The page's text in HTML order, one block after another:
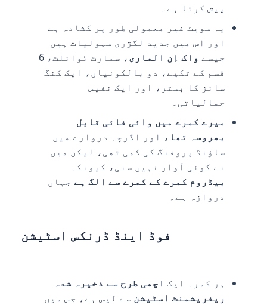
پیش کرتا ہے۔
یہ سویٹ غیر معمولی طور پر کشادہ ہے
اور اس میں جدید لگژری سہولیات ہیں
جیسے واک اِن الماری
، سمارٹ ٹوائلٹ، 6
قسم کے تکیے، دو بالکونیاں، ایک کنگ
سائز کا بستر، اور ایک نفیس
جمالیاتی۔
میرے کمرے میں وائی فائی قابل
بھروسہ تھا ، اور اگرچہ دروازے میں
ساؤنڈ پروفنگ کی کمی تھی، لیکن میں
نے کوئی آواز نہیں سنی، کیونکہ
بیڈروم کمرے کے کمرے سے الگ ہے جہاں
دروازہ ہے۔
فوڈ اینڈ ڈرنکس اسٹیشن
ہر کمرہ ایک اچھی طرح سے ذخیرہ شدہ
ریفریشمنٹ اسٹیشن سے لیس ہے، جس میں